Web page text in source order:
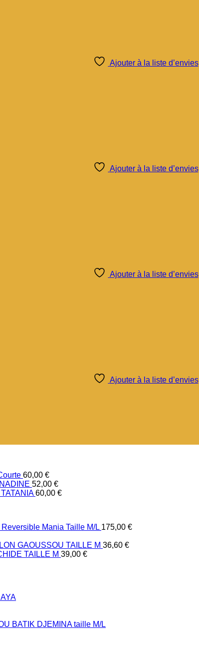
Ajouter à la liste d’envies
Ajouter à la liste d’envies
Ajouter à la liste d’envies
Ajouter à la liste d’envies
60,00 €
52,00 €
60,00 €
Reversible Mania Taille M/L 175,00 €
GAOUSSOU TAILLE M 36,60 €
TAILLE M 39,00 €
BATIK DJEMINA taille M/L